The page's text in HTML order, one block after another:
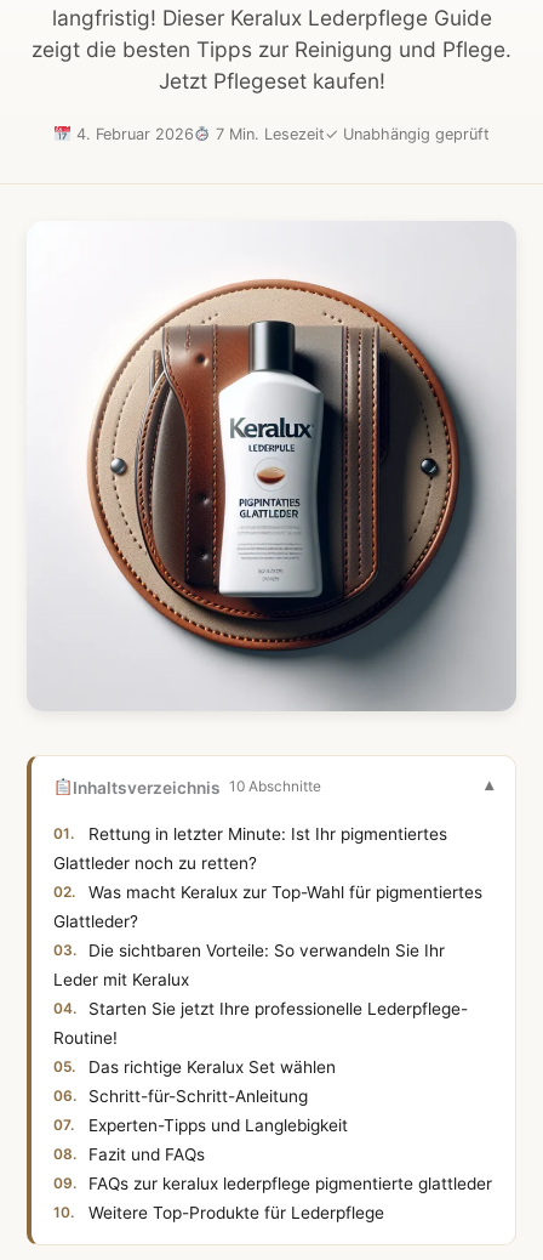
langfristig! Dieser Keralux Lederpflege Guide
zeigt die besten Tipps zur Reinigung und Pflege.
Jetzt Pflegeset kaufen!
4. Februar 2026 7 Min. Lesezeit✓ Unabhängig geprüft
Inhaltsverzeichnis 10 Abschnitte
Rettung in letzter Minute: Ist Ihr pigmentiertes
Glattleder noch zu retten?
Was macht Keralux zur Top-Wahl für pigmentiertes
Glattleder?
Die sichtbaren Vorteile: So verwandeln Sie Ihr
Leder mit Keralux
Starten Sie jetzt Ihre professionelle Lederpflege-
Routine!
Das richtige Keralux Set wählen
Schritt-für-Schritt-Anleitung
Experten-Tipps und Langlebigkeit
Fazit und FAQs
FAQs zur keralux lederpflege pigmentierte glattleder
Weitere Top-Produkte für Lederpflege